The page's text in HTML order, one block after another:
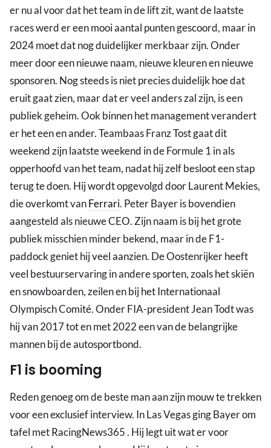
er nu al voor dat het team in de lift zit, want de laatste
races werd er een mooi aantal punten gescoord, maar in
2024 moet dat nog duidelijker merkbaar zijn. Onder
meer door een nieuwe naam, nieuwe kleuren en nieuwe
sponsoren. Nog steeds is niet precies duidelijk hoe dat
eruit gaat zien, maar dat er veel anders zal zijn, is een
publiek geheim. Ook binnen het management verandert
er het een en ander. Teambaas Franz Tost gaat dit
weekend zijn laatste weekend in de Formule 1 in als
opperhoofd van het team, nadat hij zelf besloot een stap
terug te doen. Hij wordt opgevolgd door Laurent Mekies,
die overkomt vanFerrari. Peter Bayer is bovendien
aangesteld als nieuwe CEO. Zijn naam is bij het grote
publiek misschien minder bekend, maar in de F1-
paddock geniet hij veel aanzien. De Oostenrijker heeft
veel bestuurservaring in andere sporten, zoals het skiën
en snowboarden, zeilen en bij het Internationaal
Olympisch Comité. Onder FIA-president Jean Todt was
hij van 2017 tot en met 2022 een van de belangrijke
mannen bij de autosportbond.
F1 is booming
Reden genoeg om de beste man aan zijn mouw te trekken
voor een exclusief interview. In Las Vegas ging Bayer om
tafel met RacingNews365 . Hij legt uit wat er voor